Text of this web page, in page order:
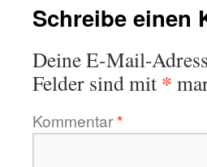
Schreibe einen
Deine E-Mail-
Felder sind mit *
Kommentar*